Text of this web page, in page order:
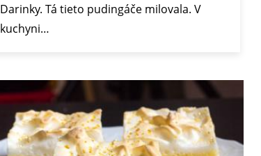
Darinky. Tá tieto pudingáče milovala. V
kuchyni…